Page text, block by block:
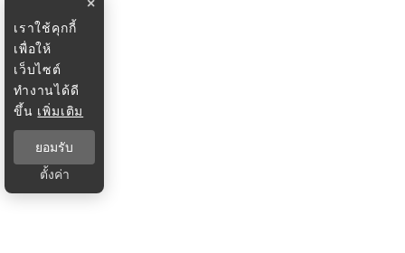
×
เราใช้คุกกี้
เพื่อให้
เว็บไซต์
ทำงานได้ดี
ขึ้น เพิ่มเติม
ยอมรับ
ตั้งค่า